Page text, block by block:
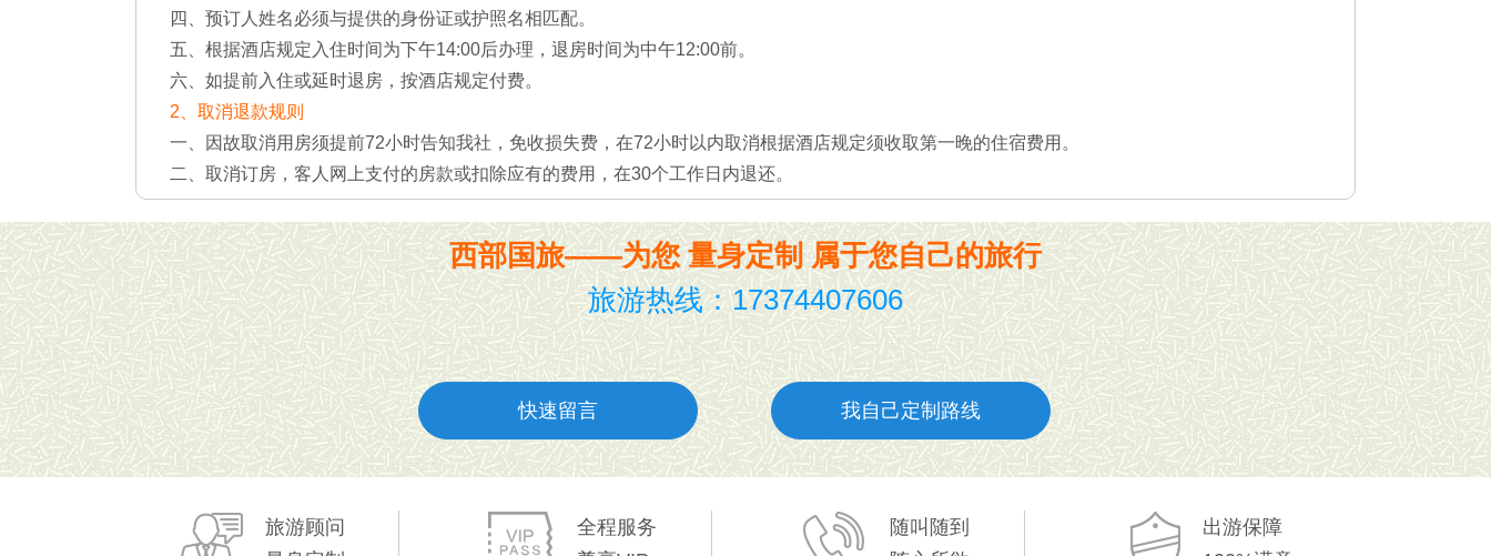
四、预订人姓名必须与提供的身份证或护照名相匹配。
五、根据酒店规定入住时间为下午14:00后办理，退房时间为中午12:00前。
六、如提前入住或延时退房，按酒店规定付费。
2、取消退款规则
一、因故取消用房须提前72小时告知我社，免收损失费，在72小时以内取消根据酒店规定须收取第一晚的住宿费用。
二、取消订房，客人网上支付的房款或扣除应有的费用，在30个工作日内退还。
西部国旅——为您 量身定制 属于您自己的旅行
旅游热线：17374407606
快速留言 我自己定制路线
旅游顾问
全程服务
随叫随到
出游保障